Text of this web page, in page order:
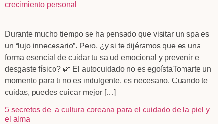
crecimiento personal
Durante mucho tiempo se ha pensado que visitar un spa es
un “lujo innecesario”. Pero, ¿y si te dijéramos que es una
forma esencial de cuidar tu salud emocional y prevenir el
desgaste físico? 🌿 El autocuidado no es egoístaTomarte un
momento para ti no es indulgente, es necesario. Cuando te
cuidas, puedes cuidar mejor […]
5 secretos de la cultura coreana para el cuidado de la piel y
el alma